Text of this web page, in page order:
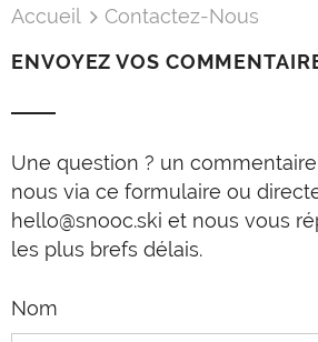
Accueil
Contactez-Nous
ENVOYEZ VOS
Une question ? un
nous via ce formulaire ou
hello@snooc.ski et nous vous
les plus brefs délais.
Nom